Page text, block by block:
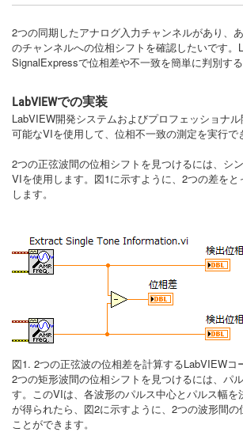
2つの同期したアナログ入力チャンネルがあり、
のチャンネルへの位相シフトを確認したいです。
SignalExpressで位相差や不一致を簡単に判別す
LabVIEWでの実装
LabVIEW開発システムおよびプロフェッショナ
可能なVIを使用して、位相不一致の測定を実行で
2つの正弦波間の位相シフトを見つけるには、シ
VIを使用します。図1に示すように、2つの差を
します。
図1. 2つの正弦波の位相差を計算するLabVIEWコ
2つの矩形波間の位相シフトを見つけるには、パ
す。このVIは、各波形のパルス中心とパルス幅を
が得られたら、図2に示すように、2つの波形間
ことができます。